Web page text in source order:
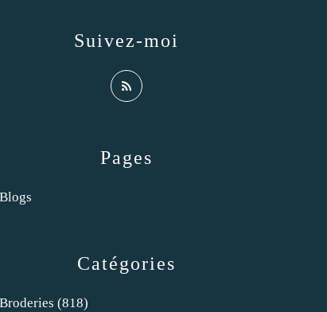
Catégories
Broderies (818)
Pages
Blogs
Suivez-moi